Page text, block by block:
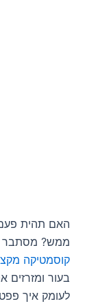
האם תהית פעם
ממש? מסתבר
קוסמטיקה
בעור ומזרזים
לעומק איך